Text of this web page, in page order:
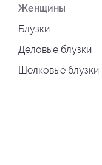
Женщины
Блузки
Деловые блузки
Шелковые блузки